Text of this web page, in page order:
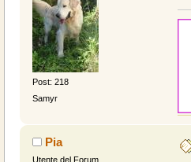
Post: 218
Samyr
Pia
Utente del Forum